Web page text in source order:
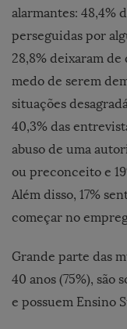
alarmantes: 48,4%
perseguidas por
28,8% deixaram
medo de serem
situações
40,3% das
abuso de uma
ou preconceito e
Além disso, 17%
começar no
Grande parte das
40 anos (75%), são
e possuem Ensino